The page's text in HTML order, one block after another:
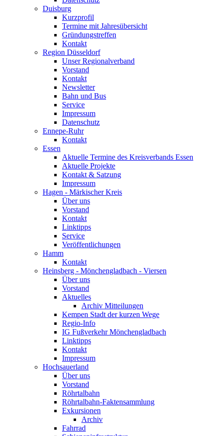
Duisburg
Kurzprofil
Termine mit Jahresübersicht
Gründungstreffen
Kontakt
Region Düsseldorf
Unser Regionalverband
Vorstand
Kontakt
Newsletter
Bahn und Bus
Service
Impressum
Datenschutz
Ennepe-Ruhr
Kontakt
Essen
Aktuelle Termine des Kreisverbands Essen
Aktuelle Projekte
Kontakt & Satzung
Impressum
Hagen - Märkischer Kreis
Über uns
Vorstand
Kontakt
Linktipps
Service
Veröffentlichungen
Hamm
Kontakt
Heinsberg - Mönchengladbach - Viersen
Über uns
Vorstand
Aktuelles
Archiv Mitteilungen
Kempen Stadt der kurzen Wege
Regio-Info
IG Fußverkehr Mönchengladbach
Linktipps
Kontakt
Impressum
Hochsauerland
Über uns
Vorstand
Röhrtalbahn
Röhrtalbahn-Faktensammlung
Exkursionen
Archiv
Fahrrad